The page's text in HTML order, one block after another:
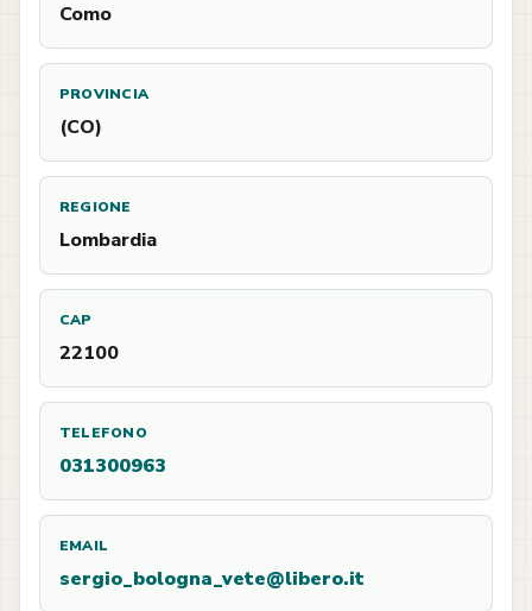
Como
PROVINCIA
(CO)
REGIONE
Lombardia
CAP
22100
TELEFONO
031300963
EMAIL
sergio_bologna_vete@libero.it